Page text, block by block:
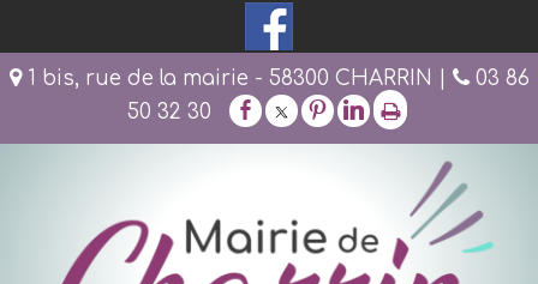
1 bis, rue de la mairie - 58300 CHARRIN |
03 86
50 32 30